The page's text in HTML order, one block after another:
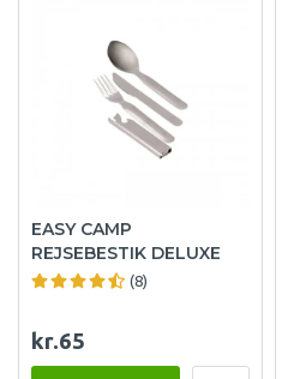
EASY CAMP
REJSEBESTIK DELUXE
(8)
kr.65